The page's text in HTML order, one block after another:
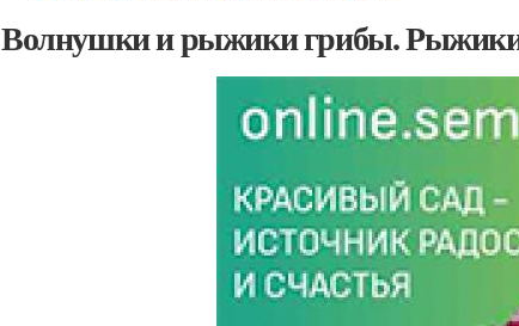
Волнушки и рыжики грибы.